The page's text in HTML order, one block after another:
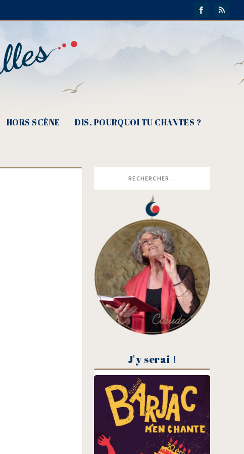
HORS SCÈNE DIS, POURQUOI TU CHANTES ?
J'y serai !